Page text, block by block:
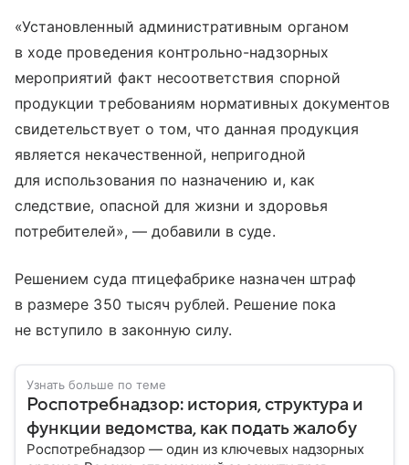
«Установленный административным органом
в ходе проведения контрольно-надзорных
мероприятий факт несоответствия спорной
продукции требованиям нормативных документов
свидетельствует о том, что данная продукция
является некачественной, непригодной
для использования по назначению и, как
следствие, опасной для жизни и здоровья
потребителей», — добавили в суде.
Решением суда птицефабрике назначен штраф
в размере 350 тысяч рублей. Решение пока
не вступило в законную силу.
Узнать больше по теме
Роспотребнадзор: история, структура и
функции ведомства, как подать жалобу
Роспотребнадзор — один из ключевых надзорных